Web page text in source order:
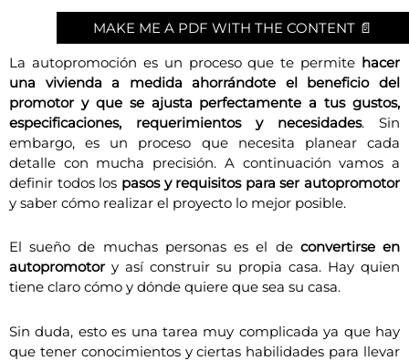
MAKE ME A PDF WITH THE CONTENT 📄
La autopromoción es un proceso que te permite hacer
una vivienda a medida ahorrándote el beneficio del
promotor yque se ajusta perfectamente a tus gustos,
especificaciones, requerimientos y necesidades. Sin
embargo, es un proceso que necesita planear cada
detalle con mucha precisión. A continuación vamos a
definir todos los pasos y requisitos para ser autopromotor
y saber cómo realizar el proyecto lo mejor posible.
El sueño de muchas personas es el de convertirse en
autopromotor y así construir su propia casa. Hay quien
tiene claro cómo y dónde quiere que sea su casa.
Sin duda, esto es una tarea muy complicada ya que hay
que tener conocimientos y ciertas habilidades para llevar